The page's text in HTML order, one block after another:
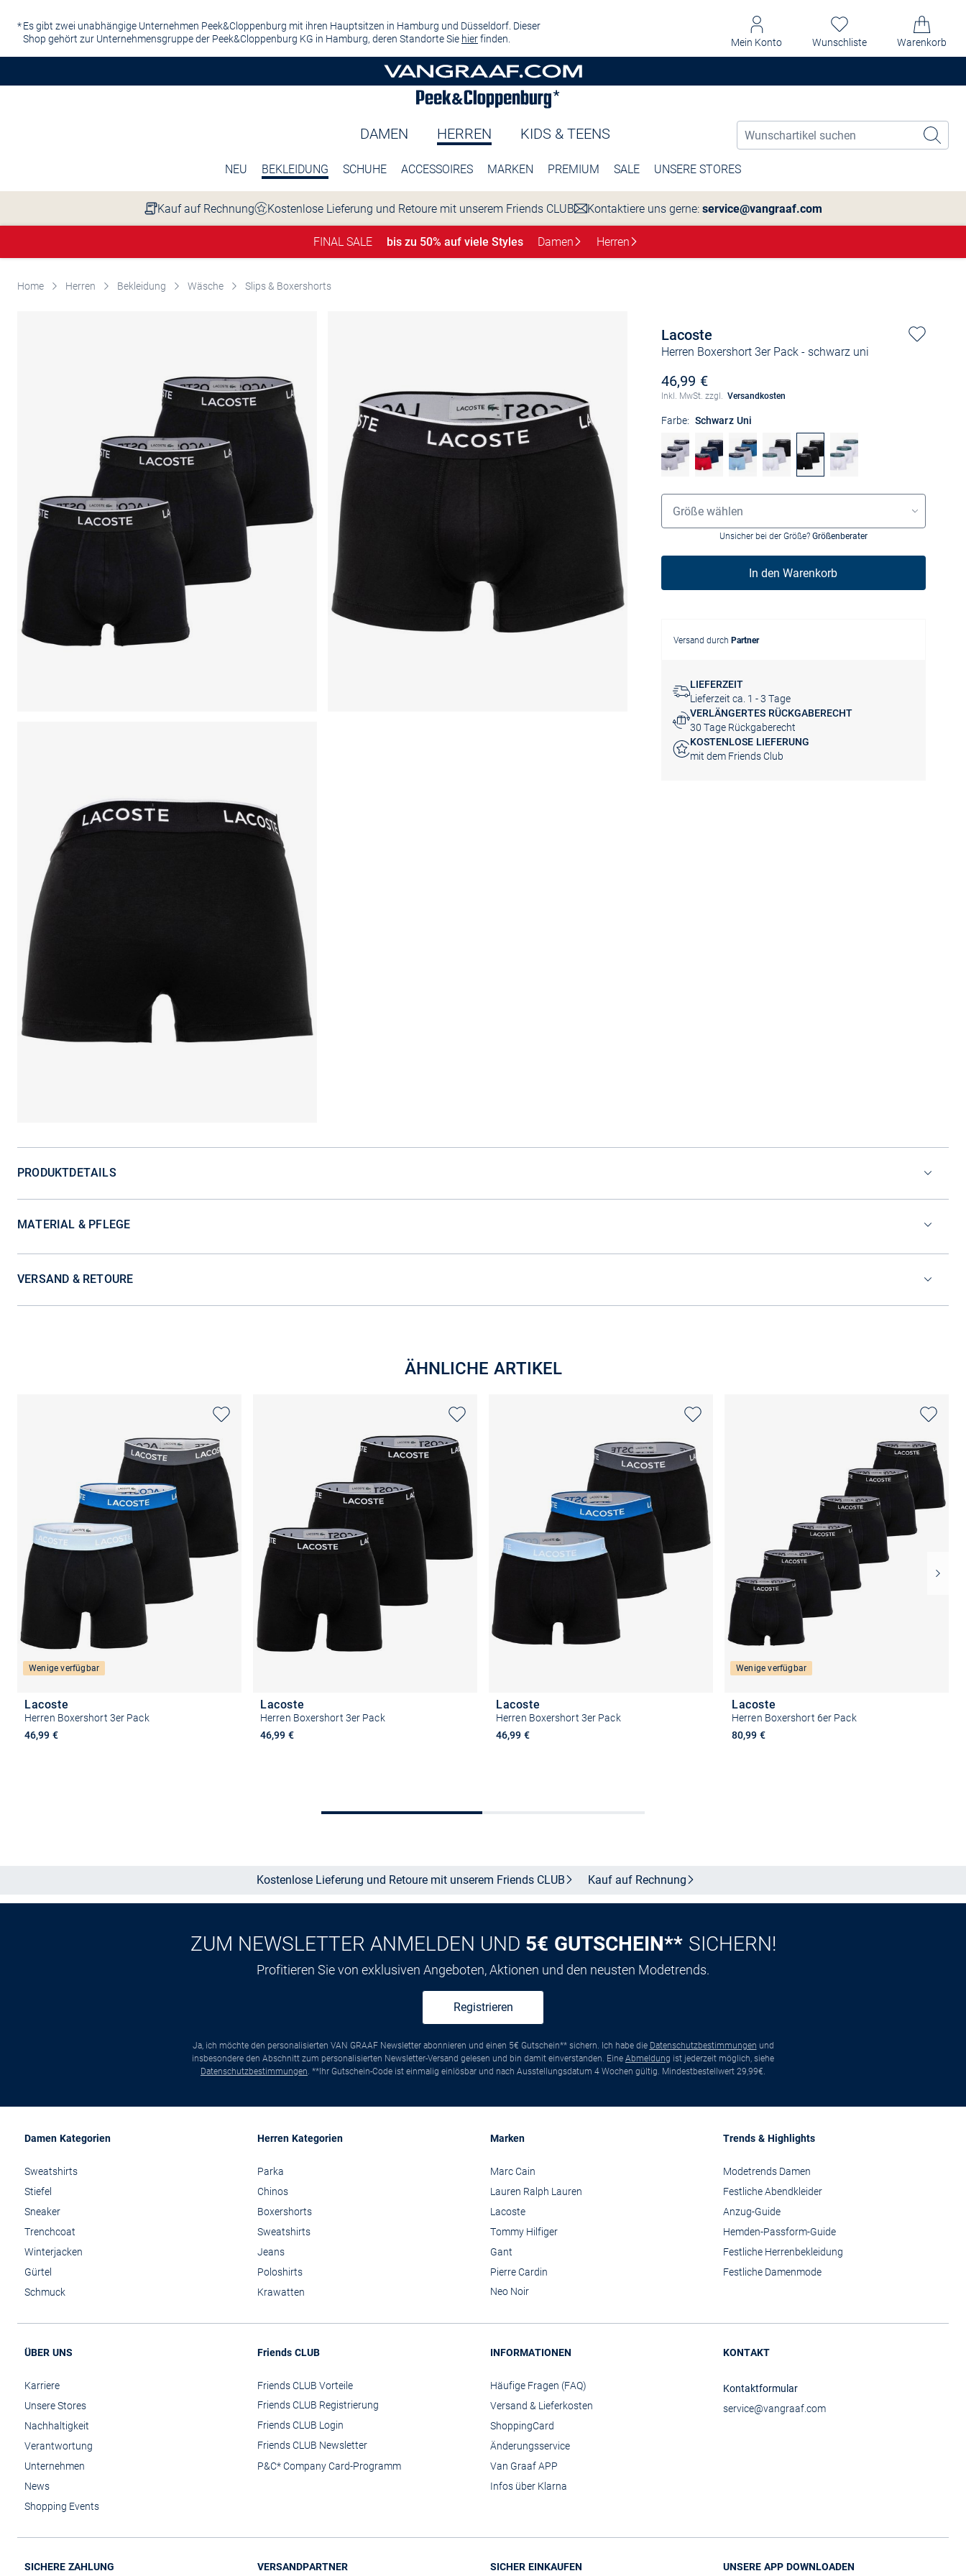
Es gibt zwei unabhängige Unternehmen Peek&Cloppenburg mit ihren Hauptsitzen in Hamburg und Düsseldorf. Dieser
Shop gehört zur Unternehmensgruppe der Peek&Cloppenburg KG in Hamburg, deren Standorte Sie hierfinden. Mein Konto Wunschliste Warenkorb
DAMEN HERREN KIDS & TEENS
NEU BEKLEIDUNG SCHUHE ACCESSOIRES MARKEN PREMIUM SALE UNSERE STORES
Kauf auf Rechnung Kostenlose Lieferung und Retoure mit unserem Friends CLUB Kontaktiere uns gerne: service@vangraaf.com
FINAL SALE bis zu 50% auf viele Styles Damen Herren
Home Herren Bekleidung Wäsche Slips & Boxershorts
Lacoste
Herren Boxershort 3er Pack- schwarz uni
46,99 €
Inkl. MwSt. zzgl. Versandkosten
Farbe: Schwarz Uni
Größenauswahl
Größe wählen
Unsicher bei der Größe? Größenberater
In den Warenkorb
Versand durch Partner
LIEFERZEIT
Lieferzeit ca. 1 - 3 Tage
VERLÄNGERTES RÜCKGABERECHT
30 Tage Rückgaberecht
KOSTENLOSE LIEFERUNG
mit dem Friends Club
PRODUKTDETAILS
MATERIAL & PFLEGE
VERSAND & RETOURE
ÄHNLICHE ARTIKEL
Wenige verfügbar
Lacoste
Herren Boxershort 3er Pack
46,99 €
Lacoste
Herren Boxershort 3er Pack
46,99 €
Größe auswählen
Lacoste
Herren Boxershort 3er Pack
46,99 €
Wenige verfügbar
Lacoste
Herren Boxershort 6er Pack
80,99 €
Kostenlose Lieferung und Retoure mit unserem Friends CLUB Kauf auf Rechnung
ZUM NEWSLETTER ANMELDEN UND 5€ GUTSCHEIN** SICHERN!
Profitieren Sie von exklusiven Angeboten, Aktionen und den neusten Modetrends.
Registrieren
Ja, ich möchte den personalisierten VAN GRAAF Newsletter abonnieren und einen 5€ Gutschein** sichern. Ich habe die Datenschutzbestimmungen und
insbesondere den Abschnitt zum personalisierten Newsletter-Versand gelesen und bin damit einverstanden. Eine Abmeldung ist jederzeit möglich, siehe
Datenschutzbestimmungen . **Ihr Gutschein-Code ist einmalig einlösbar und nach Ausstellungsdatum 4 Wochen gültig. Mindestbestellwert 29,99€.
Damen Kategorien
Sweatshirts
Stiefel
Sneaker
Trenchcoat
Winterjacken
Gürtel
Schmuck
Herren Kategorien
Parka
Chinos
Boxershorts
Sweatshirts
Jeans
Poloshirts
Krawatten
Marken
Marc Cain
Lauren Ralph Lauren
Lacoste
Tommy Hilfiger
Gant
Pierre Cardin
Neo Noir
Trends & Highlights
Modetrends Damen
Festliche Abendkleider
Anzug-Guide
Hemden-Passform-Guide
Festliche Herrenbekleidung
Festliche Damenmode
ÜBER UNS
Karriere
Unsere Stores
Nachhaltigkeit
Verantwortung
Unternehmen
News
Shopping Events
Friends CLUB
Friends CLUB Vorteile
Friends CLUB Registrierung
Friends CLUB Login
Friends CLUB Newsletter
P&C* Company Card-Programm
INFORMATIONEN
Häufige Fragen (FAQ)
Versand & Lieferkosten
ShoppingCard
Änderungsservice
Van Graaf APP
Infos über Klarna
KONTAKT
Kontaktformular
service@vangraaf.com
SICHERE ZAHLUNG VERSANDPARTNER SICHER EINKAUFEN UNSERE APP DOWNLOADEN